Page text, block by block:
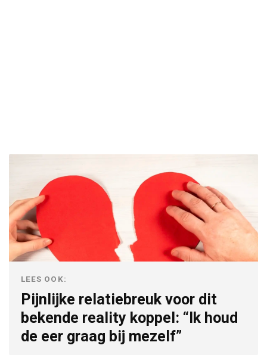
LEES OOK:
Pijnlijke relatiebreuk voor dit
bekende reality koppel: “Ik houd
de eer graag bij mezelf”